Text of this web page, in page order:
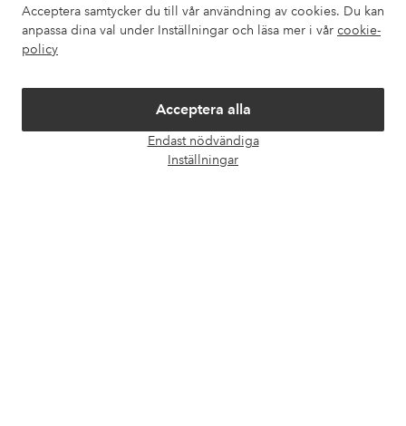
Acceptera samtycker du till vår användning av cookies. Du kan
anpassa dina val under Inställningar och läsa mer i vår cookie-
policy
Acceptera alla
Endast nödvändiga
Inställningar
Om Ellos